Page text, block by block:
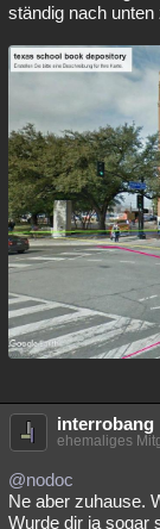
ständig nach unten
interrobang
ehemaliges
@nodoc
Ne aber zuhause.
Wurde dir ja sogar